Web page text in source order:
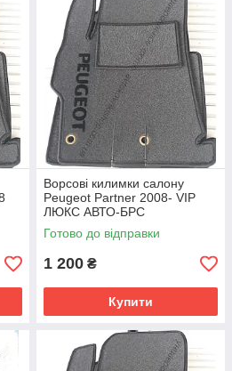
Ворсові килимки салону
Peugeot Partner 2008- VIP
ЛЮКС АВТО-БРС
Готово до відправки
1 200 ₴
Купити